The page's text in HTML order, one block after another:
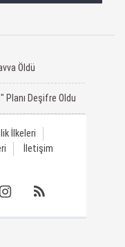
Öldü
Planı Deşifre Oldu
İlkeleri
İletişim